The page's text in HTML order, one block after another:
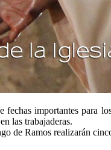
importantes
las trabajaderas.
de Ramos realizarán